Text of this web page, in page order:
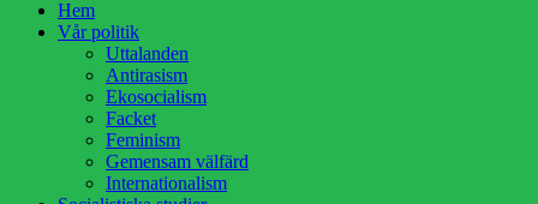
HoppaHem
Vår politik
Uttalanden
Antirasism
Ekosocialism
Facket
Feminism
Gemensam välfärd
Internationalism